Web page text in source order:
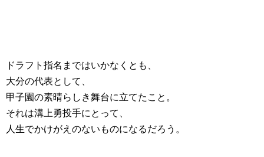
ドラフト指名まではいかなくとも、
大分の代表として、
甲子園の素晴らしき舞台に立てたこと。
それは溝上勇投手にとって、
人生でかけがえのないものになるだろう。